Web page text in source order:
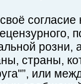
страны,
или